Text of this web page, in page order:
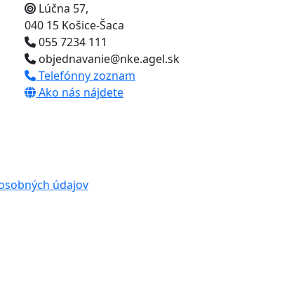
Lúčna 57,
040 15 Košice-Šaca
055 7234 111
objednavanie@nke.agel.sk
Telefónny zoznam
Ako nás nájdete
údajov